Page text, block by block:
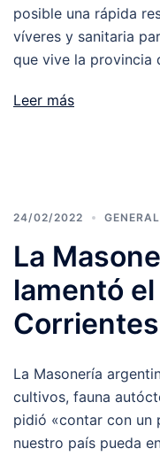
posible una rápida
víveres y sanitaria
que vive la provincia
Leer más
24/02/2022 GENERAL
La
lamentó
Corrientes
La Masonería
cultivos, fauna
pidió «contar con un
nuestro país pueda